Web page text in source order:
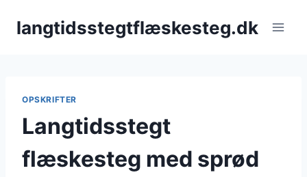
langtidsstegtflæskesteg.dk
OPSKRIFTER
Langtidsstegt
flæskesteg med sprød